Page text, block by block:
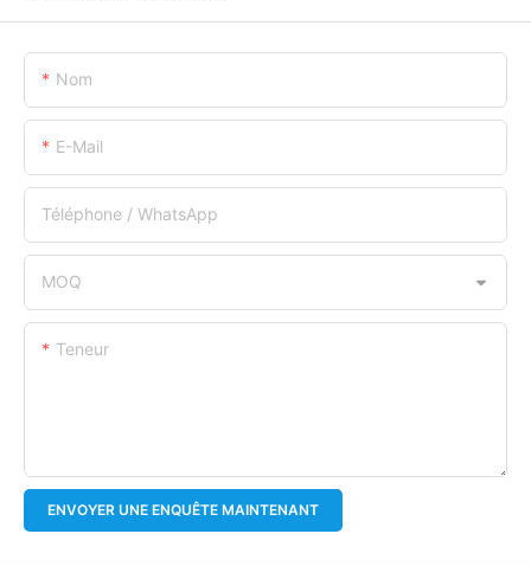
Nom
E-Mail
Téléphone / WhatsApp
MOQ
Teneur
ENVOYER UNE ENQUÊTE MAINTENANT